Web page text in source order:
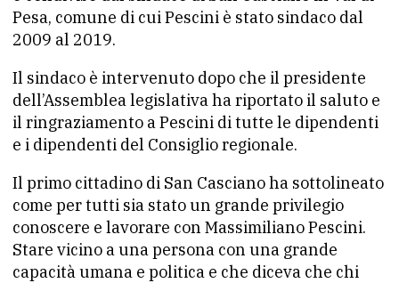
Pesa, comune di cui Pescini è stato sindaco dal
2009 al 2019.
Il sindaco è intervenuto dopo che il presidente
dell’Assemblea legislativa ha riportato il saluto e
il ringraziamento a Pescini di tutte le dipendenti
e i dipendenti del Consiglio regionale.
Il primo cittadino di San Casciano ha sottolineato
come per tutti sia stato un grande privilegio
conoscere e lavorare con Massimiliano Pescini.
Stare vicino a una persona con una grande
capacità umana e politica e che diceva che chi